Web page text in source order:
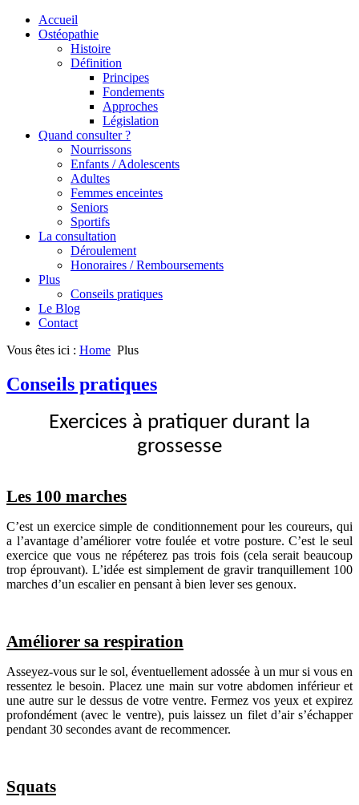
Accueil
Ostéopathie
Histoire
Définition
Principes
Fondements
Approches
Législation
Quand consulter ?
Nourrissons
Enfants / Adolescents
Adultes
Femmes enceintes
Seniors
Sportifs
La consultation
Déroulement
Honoraires / Remboursements
Plus
Conseils pratiques
Le Blog
Contact
Vous êtes ici : Home Plus
Conseils pratiques
Exercices à pratiquer durant la
grossesse
Les 100 marches
C’est un exercice simple de conditionnement pour les coureurs, qui
a l’avantage d’améliorer votre foulée et votre posture. C’est le seul
exercice que vous ne répéterez pas trois fois (cela serait beaucoup
trop éprouvant). L’idée est simplement de gravir tranquillement 100
marches d’un escalier en pensant à bien lever ses genoux.
Améliorer sa respiration
Asseyez-vous sur le sol, éventuellement adossée à un mur si vous en
ressentez le besoin. Placez une main sur votre abdomen inférieur et
une autre sur le dessus de votre ventre. Fermez vos yeux et expirez
profondément (avec le ventre), puis laissez un filet d’air s’échapper
pendant 30 secondes avant de recommencer.
Squats